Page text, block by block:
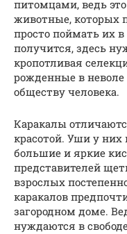
питомцами, ведь
животные, которых
просто поймать их
получится, здесь
кропотливая
рожденные в
обществу человека.
Каракалы
красотой. Уши у
большие и яркие
представителей
взрослых
каракалов
загородном доме.
нуждаются в